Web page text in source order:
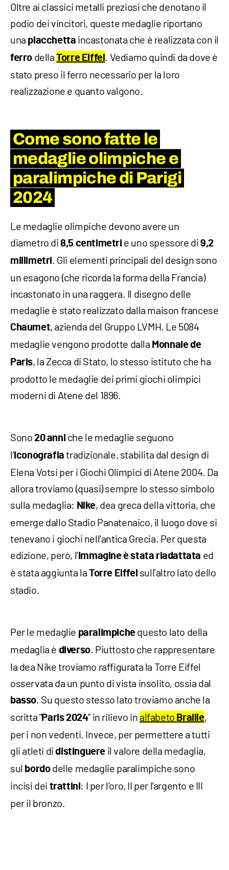
Oltre ai classici metalli preziosi che denotano il
podio dei vincitori, queste medaglie riportano
una placchetta incastonata che è realizzata con il
ferro dellaTorre Eiffel . Vediamo quindi da dove è
stato preso il ferro necessario per la loro
realizzazione e quanto valgono.
Come sono fatte le
medaglie olimpiche e
paralimpiche di Parigi
2024
Le medaglie olimpiche devono avere un
diametro di8,5 centimetri e uno spessore di9,2
millimetri. Gli elementi principali del design sono
un esagono (che ricorda la forma della Francia)
incastonato in una raggera. Il disegno delle
medaglie è stato realizzato dalla maison francese
Chaumet, azienda del Gruppo LVMH. Le 5084
medaglie vengono prodotte dalla Monnaie de
Paris, la Zecca di Stato, lo stesso istituto che ha
prodotto le medaglie dei primi giochi olimpici
moderni di Atene del 1896.
Sono 20 anni che le medaglie seguono
l'iconografia tradizionale, stabilita dal design di
Elena Votsi per i Giochi Olimpici di Atene 2004. Da
allora troviamo (quasi) sempre lo stesso simbolo
sulla medaglia: Nike, dea greca della vittoria, che
emerge dallo Stadio Panatenaico, il luogo dove si
tenevano i giochi nell'antica Grecia. Per questa
edizione, però, l'immagine è stata riadattata ed
è stata aggiunta laTorre Eiffel sull'altro lato dello
stadio.
Per le medaglie paralimpichequesto lato della
medaglia è diverso. Piuttosto che rappresentare
la dea Nike troviamo raffigurata la Torre Eiffel
osservata da un punto di vista insolito, ossia dal
basso. Su questo stesso lato troviamo anche la
scritta "Paris 2024" in rilievo in alfabeto Braille,
per i non vedenti. Invece, per permettere a tutti
gli atleti didistinguere il valore della medaglia,
sul bordodelle medaglie paralimpiche sono
incisi dei trattini: I per l’oro, II per l’argento e III
per il bronzo.